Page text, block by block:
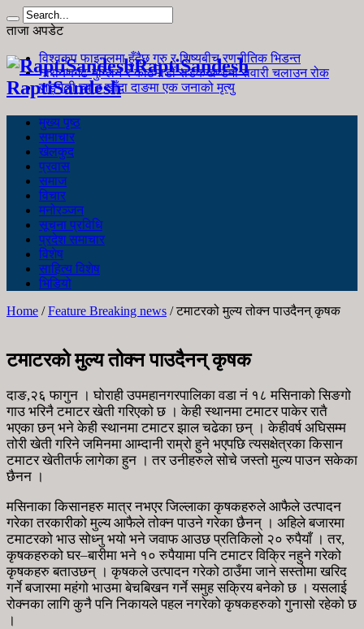
ताजा अपडेट
विश्वकप फाइनलमा हुँदैछ गुरु र शिष्यबीच रणनीतिक भिडन्त
नारायणगढ-मुग्लिन र काठमाडौं सडकखण्डमा सवारी चलाउन रोक
जङ्गली च्याउ खाँदा दाङमा एक जनाको मृत्यु
RaptiSandesh
RaptiSandesh
मुख्य पृष्ठ
समाचार
खेलकुद
प्रवास
समाज
विचार
मनोरञ्जन
सूचना प्रविधि
प्रदेश समाचार
विशेष
साहित्य विशेष
भिडियो
Home /Feature Breaking news /टमाटरको मुल्य तोक्न पाउदैनन् कृषक
टमाटरको मुल्य तोक्न पाउदैनन् कृषक
दाङ,२६ फागुन । घोराही उपमहानगरपालिका वडा नं १८ मसिनाको सिङगो
गाउ भरिनै टमाटर खेती गरिएको छ । केही स्थानमा टमाटर पाकेर रातै
भएका छन् भने केही स्थानमा टमाटर झाल चढेका छन् । केहीवर्ष अघिसम्म
तोरी खेती गरिने जमिनमा आम्दानी राम्रो हुने भएपछि त्यसक्षेत्रका किसान
टमाटर खेतीतर्फ लागेका हुन । तर उनीहरुले सोचे जस्तो मुल्य पाउन सकेका
छैनन ।
मसिनाका किसानहरु मात्र नभएर जिल्लाका कृषकहरुले आफैले उत्पादन
गरेका तरकारीको मुल्य आफैले तोक्न पाउने गरेका छैनन् । अहिले बजारमा
टमाटरको भाउ सोध्नु भयो भने जवाफ आउछ प्रतिकिलो २० रुपैयाँ । तर,
कृषकहरुको घर–बारीमा भने १० रुपैयामा पनि टमाटर विक्रि नहुने गरेको
कृषकहरु बताउछन् । कृषकले उत्पादन गरेको ठाउँमा जाने सस्तोमा खरिद
गर्ने बजारमा महंगो भाउमा बेचबिखन गर्ने समुह सक्रिय बनेको छ । यसलाई
रोक्नका लागि कुनै पनि निकायले पहल नगरेको कृषकहरुको गुनासो रहेको छ
।